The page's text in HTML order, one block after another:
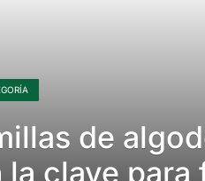
de
la clave para